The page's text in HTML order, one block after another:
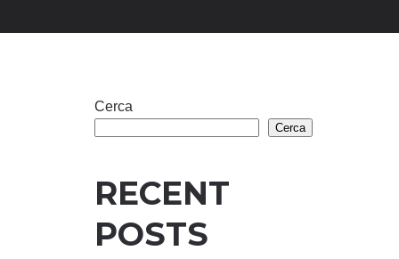
Cerca
Cerca
RECENT
POSTS